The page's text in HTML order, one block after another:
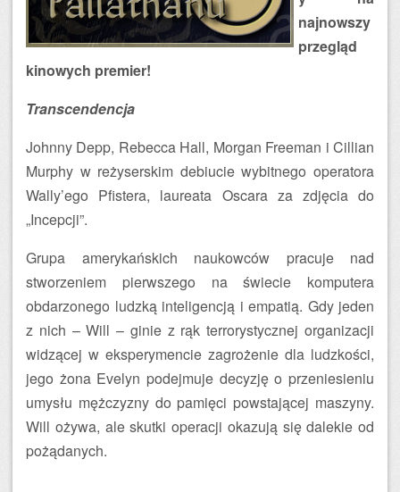
najnowszy
przegląd
kinowych premier!
Transcendencja
Johnny Depp, Rebecca Hall, Morgan Freeman i Cillian
Murphy w reżyserskim debiucie wybitnego operatora
Wally’ego Pfistera, laureata Oscara za zdjęcia do
„Incepcji”.
Grupa amerykańskich naukowców pracuje nad
stworzeniem pierwszego na świecie komputera
obdarzonego ludzką inteligencją i empatią. Gdy jeden
z nich – Will – ginie z rąk terrorystycznej organizacji
widzącej w eksperymencie zagrożenie dla ludzkości,
jego żona Evelyn podejmuje decyzję o przeniesieniu
umysłu mężczyzny do pamięci powstającej maszyny.
Will ożywa, ale skutki operacji okazują się dalekie od
pożądanych.